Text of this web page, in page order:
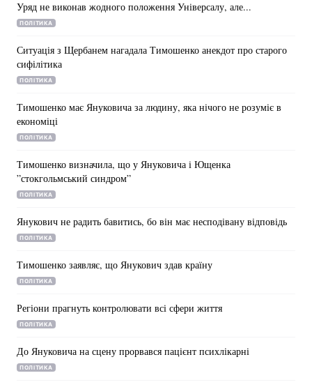
Уряд не виконав жодного положення Універсалу, але...
ПОЛІТИКА
Ситуація з Щербанем нагадала Тимошенко анекдот про старого
сифілітика
ПОЛІТИКА
Тимошенко має Януковича за людину, яка нічого не розуміє в
економіці
ПОЛІТИКА
Тимошенко визначила, що у Януковича і Ющенка
”стокгольмський синдром”
ПОЛІТИКА
Янукович не радить бавитись, бо він має несподівану відповідь
ПОЛІТИКА
Тимошенко заявляє, що Янукович здав країну
ПОЛІТИКА
Регіони прагнуть контролювати всі сфери життя
ПОЛІТИКА
До Януковича на сцену прорвався пацієнт психлікарні
ПОЛІТИКА